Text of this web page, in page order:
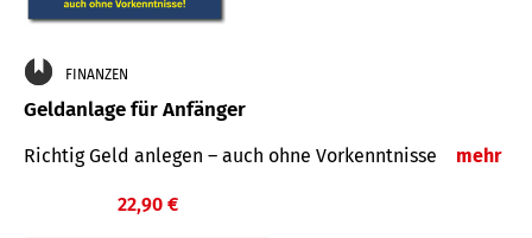
FINANZEN
Geldanlage für Anfänger
Richtig Geld anlegen – auch ohne Vorkenntnisse mehr
22,90 €